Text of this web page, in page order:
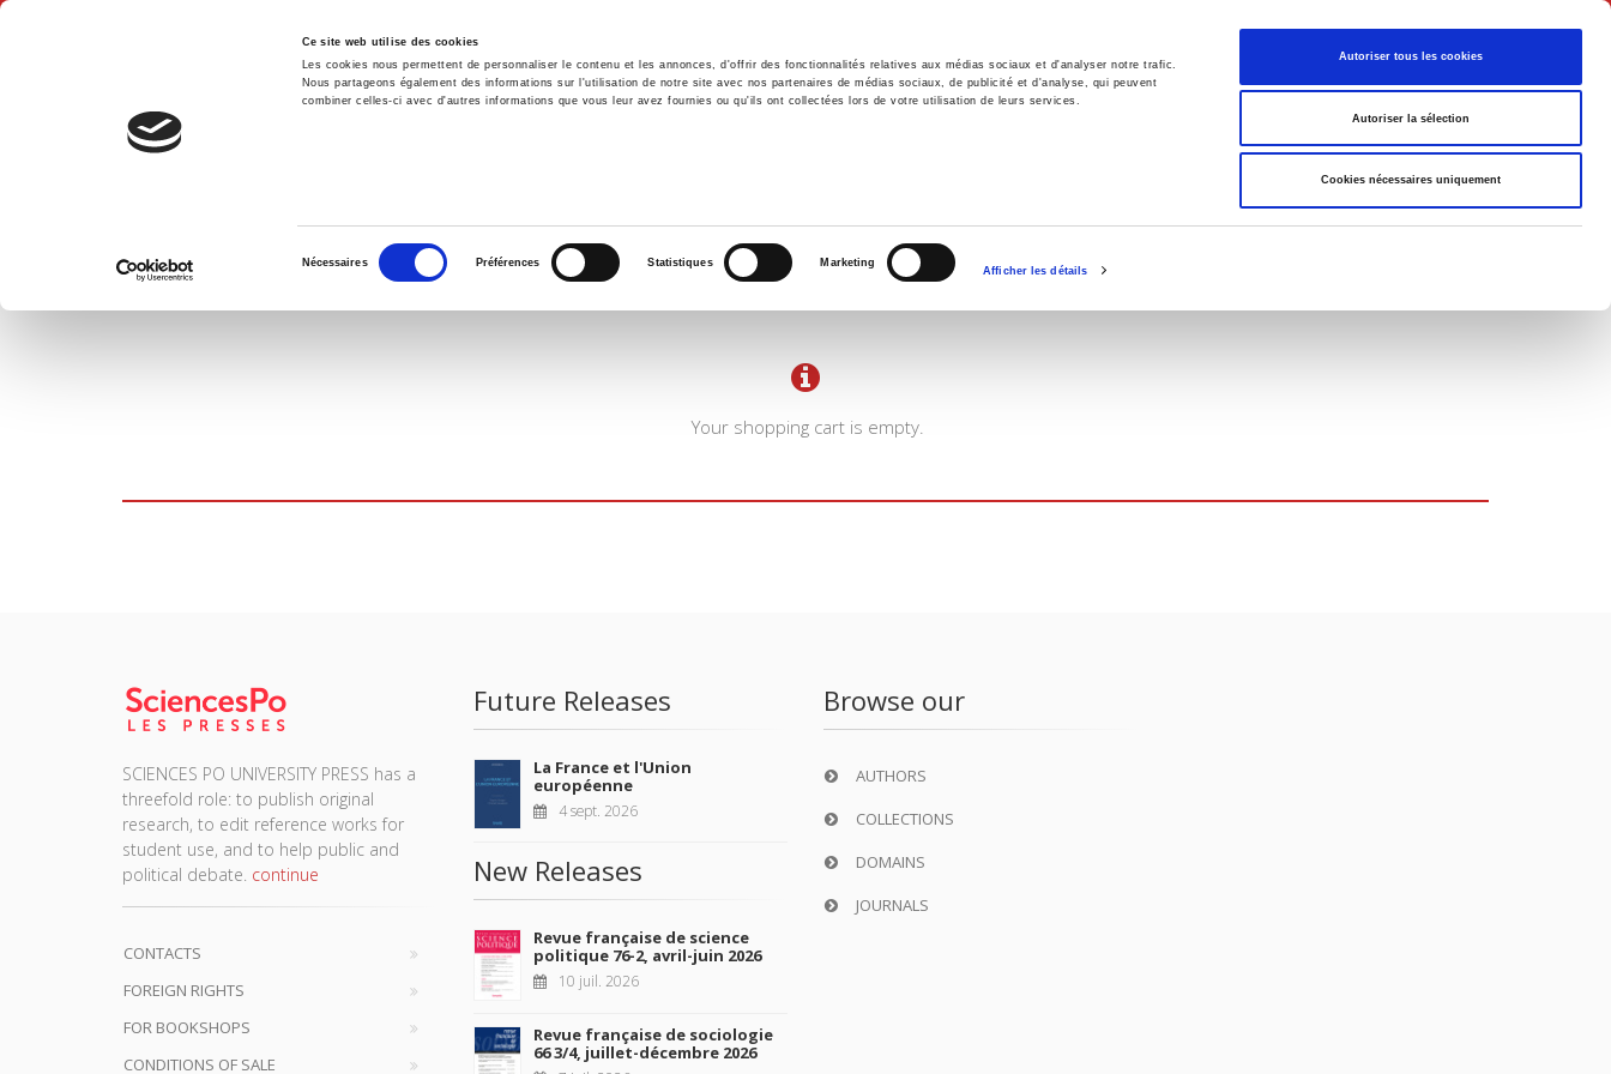
Ce site web utilise des cookies
Les cookies nous permettent de personnaliser le contenu et les annonces, d'offrir des fonctionnalités relatives aux médias sociaux et d'analyser notre trafic.
Nous partageons également des informations sur l'utilisation de notre site avec nos partenaires de médias sociaux, de publicité et d'analyse, qui peuvent
combiner celles-ci avec d'autres informations que vous leur avez fournies ou qu'ils ont collectées lors de votre utilisation de leurs services.
consentement
Nécessaires Préférences Statistiques Marketing
Afficher les détails
Autoriser tous les cookies
Autoriser la sélection
Cookies nécessaires uniquement
English
Home Environment History International Politics
SHOPPING CART
Your shopping cart is empty.
SCIENCES PO UNIVERSITY PRESS has a
threefold role: to publish original
research, to edit reference works for
student use, and to help public and
political debate. continue
CONTACTS
FOREIGN RIGHTS
FOR BOOKSHOPS
CONDITIONS OF SALE
Future Releases
La France et l'Union
européenne
4 sept. 2026
New Releases
Revue française de science
politique 76-2, avril-juin 2026
10 juil. 2026
Revue française de sociologie
66 3/4, juillet-décembre 2026
Browse our
AUTHORS
COLLECTIONS
DOMAINS
JOURNALS